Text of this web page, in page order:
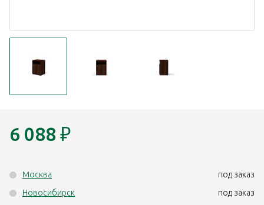
6 088 ₽
Москва
под заказ
Новосибирск
под заказ